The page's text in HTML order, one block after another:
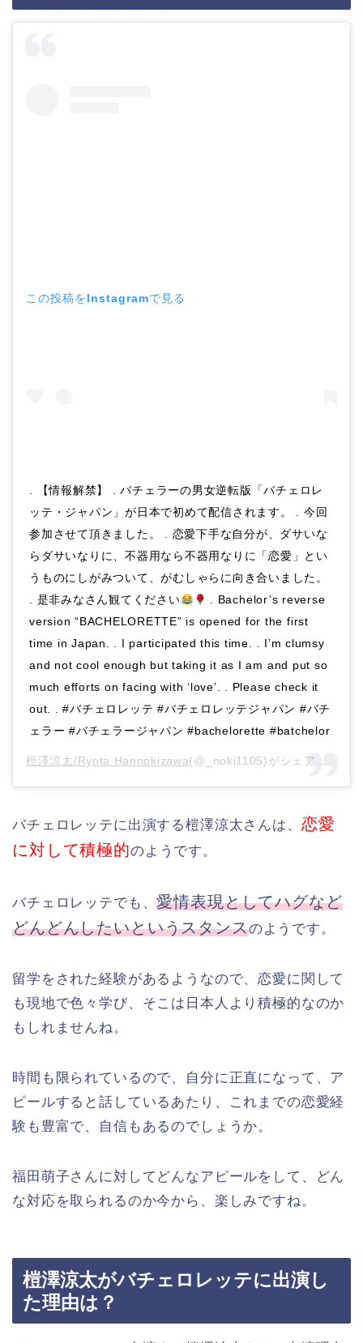
この投稿をInstagramで見る
. 【情報解禁】 . バチェラーの男女逆転版「バチェロレ
ッテ・ジャパン」が日本で初めて配信されます。 . 今回
参加させて頂きました。 . 恋愛下手な自分が、ダサいな
らダサいなりに、不器用なら不器用なりに「恋愛」とい
うものにしがみついて、がむしゃらに向き合いました。
. 是非みなさん観てください
. Bachelor’s reverse
version “BACHELORETTE” is opened for the first
time in Japan. . I participated this time. . I’m clumsy
and not cool enough but taking it as I am and put so
much efforts on facing with ‘love’. . Please check it
out. . #バチェロレッテ #バチェロレッテジャパン #バチ
ェラー #バチェラージャパン #bachelorette #batchelor
榿澤涼太/Ryota Hannokizawa(@_noki1105)がシェアした投稿 –
バチェロレッテに出演する榿澤涼太さんは、 恋愛
に対して積極的のようです。
バチェロレッテでも、愛情表現としてハグなど
どんどんしたいというスタンスのようです。
留学をされた経験があるようなので、恋愛に関して
も現地で色々学び、そこは日本人より積極的なのか
もしれませんね。
時間も限られているので、自分に正直になって、ア
ピールすると話しているあたり、これまでの恋愛経
験も豊富で、自信もあるのでしょうか。
福田萌子さんに対してどんなアピールをして、どん
な対応を取られるのか今から、楽しみですね。
榿澤涼太がバチェロレッテに出演し
た理由は？